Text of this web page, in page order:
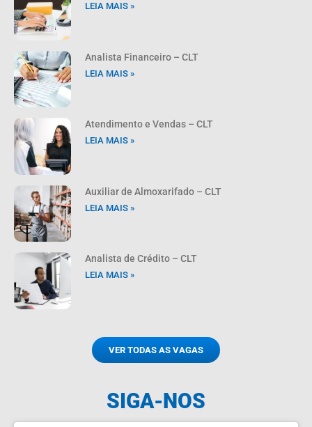
LEIA MAIS »
Analista Financeiro – CLT
LEIA MAIS »
Atendimento e Vendas – CLT
LEIA MAIS »
Auxiliar de Almoxarifado – CLT
LEIA MAIS »
Analista de Crédito – CLT
LEIA MAIS »
VER TODAS AS VAGAS
SIGA-NOS